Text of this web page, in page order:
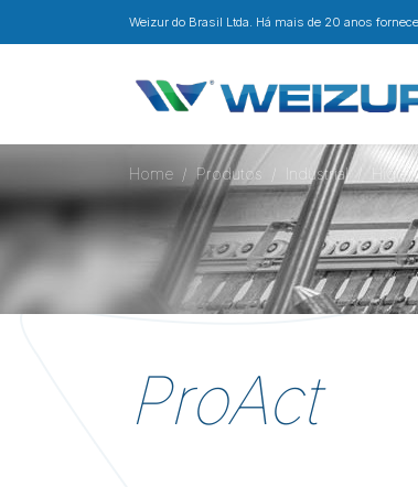
Weizur do Brasil Ltda. Há mais de 20 anos
Home Produtos Industrial
ProAct